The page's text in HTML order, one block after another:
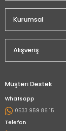
Kurumsal
Alışveriş
Müşteri Destek
Whatsapp
0533 959 86 15
Telefon